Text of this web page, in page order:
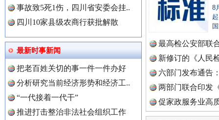
事故致5死1伤，四川省安委会挂..
四川10家县级农商行获批解散
最新时事新闻
把老百姓关切的事一件一件办好
分析研究当前经济形势和经济工..
“一代接着一代干”
推进打击整治非法社会组织工作
8
最高检公安部联
周岁未..
新修订的《人民
布
六部门发布通告
两部门联合印发
定》
促家政服务业高
中国全民新闻网.
世界屋脊 天路回响 永